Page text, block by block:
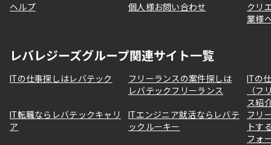
ヘルプ 個人様お問い合わせ
クリ
業様
レバレジーズグループ関連サイト一覧
ITの仕事探しはレバテック
フリーランスの案件探しは
レバテックフリーランス
ITの
（フ
ス紹
IT転職ならレバテックキャリ
ア
ITエンジニア就活ならレバテ
ックルーキー
フリ
トす
フォ